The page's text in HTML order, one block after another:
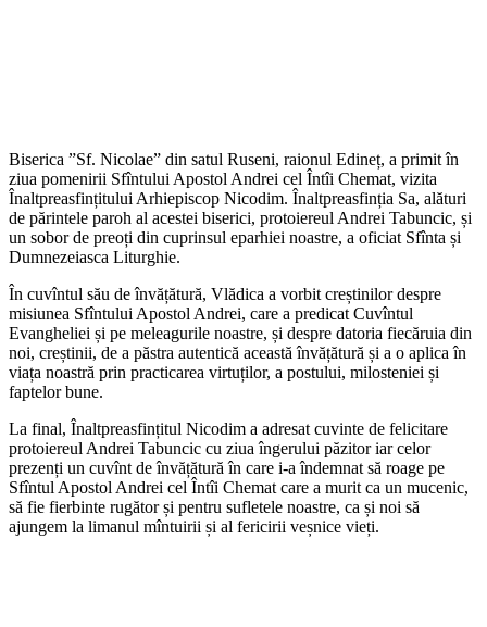
Biserica ”Sf. Nicolae” din satul Ruseni, raionul Edineț, a primit în
ziua pomenirii Sfîntului Apostol Andrei cel Întîi Chemat, vizita
Înaltpreasfințitului Arhiepiscop Nicodim. Înaltpreasfinția Sa, alături
de părintele paroh al acestei biserici, protoiereul Andrei Tabuncic, și
un sobor de preoți din cuprinsul eparhiei noastre, a oficiat Sfînta și
Dumnezeiasca Liturghie.
În cuvîntul său de învățătură, Vlădica a vorbit creștinilor despre
misiunea Sfîntului Apostol Andrei, care a predicat Cuvîntul
Evangheliei și pe meleagurile noastre, și despre datoria fiecăruia din
noi, creștinii, de a păstra autentică această învățătură și a o aplica în
viața noastră prin practicarea virtuților, a postului, milosteniei și
faptelor bune.
La final, Înaltpreasfințitul Nicodim a adresat cuvinte de felicitare
protoiereul Andrei Tabuncic cu ziua îngerului păzitor iar celor
prezenți un cuvînt de învățătură în care i-a îndemnat să roage pe
Sfîntul Apostol Andrei cel Întîi Chemat care a murit ca un mucenic,
să fie fierbinte rugător și pentru sufletele noastre, ca și noi să
ajungem la limanul mîntuirii și al fericirii veșnice vieți.